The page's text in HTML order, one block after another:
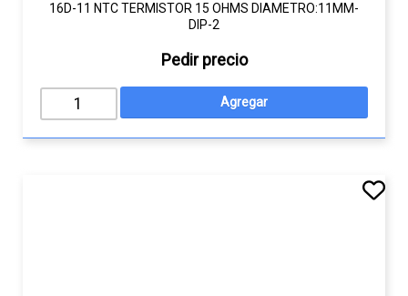
16D-11 NTC TERMISTOR 15 OHMS DIAMETRO:11MM-
DIP-2
Pedir precio